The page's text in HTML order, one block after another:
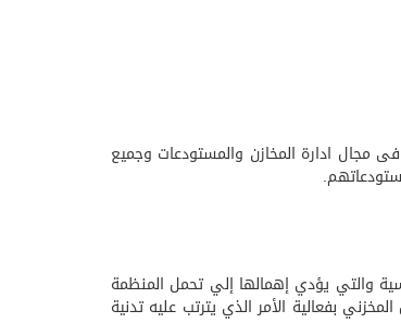
فى مجال ادارة المخازن والمستودعات وجميع
والتي يؤدي إهمالها إلي تحمل المنظمة
بفعالية الأمر الذي يترتب عليه تدنية